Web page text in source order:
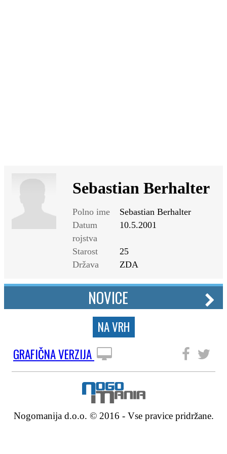
Sebastian Berhalter
Polno ime
Sebastian Berhalter
Datum
rojstva
10.5.2001
Starost
25
Država
ZDA
NOVICE
NA VRH
GRAFIČNA VERZIJA
Nogomanija d.o.o. © 2016 - Vse pravice pridržane.